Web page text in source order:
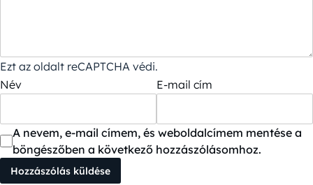
Ezt az oldalt reCAPTCHA védi.
Név
E-mail cím
A nevem, e-mail címem, és weboldalcímem mentése a
böngészőben a következő hozzászólásomhoz.